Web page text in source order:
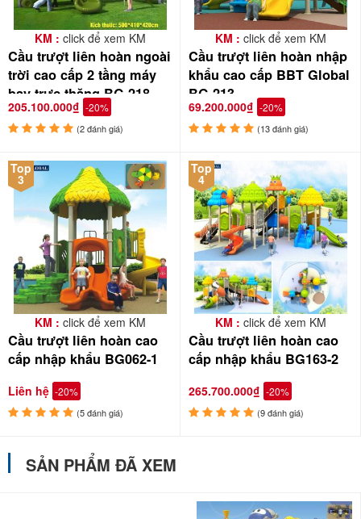
KM : click để xem KM
Cầu trượt liên hoàn ngoài
trời cao cấp 2 tầng máy
bay trực thăng BG-218
205.100.000₫ -20%
(2 đánh giá)
KM : click để xem KM
Cầu trượt liên hoàn nhập
khẩu cao cấp BBT Global
BG-213
69.200.000₫ -20%
(13 đánh giá)
Top
3
KM : click để xem KM
Cầu trượt liên hoàn cao
cấp nhập khẩu BG062-1
Liên hệ -20%
(5 đánh giá)
Top
4
KM : click để xem KM
Cầu trượt liên hoàn cao
cấp nhập khẩu BG163-2
265.700.000₫ -20%
(9 đánh giá)
SẢN PHẨM ĐÃ XEM